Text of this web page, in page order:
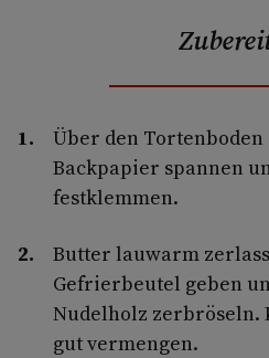
Über den Tortenboden
Backpapier spannen
festklemmen.
Butter lauwarm
Gefrierbeutel geben
Nudelholz zerbröseln.
gut vermengen.